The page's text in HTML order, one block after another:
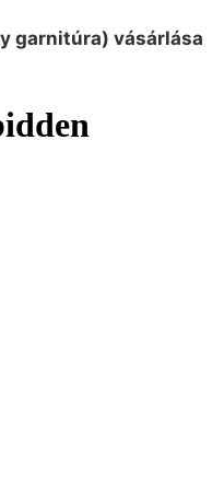
garnitúra) vásárlása